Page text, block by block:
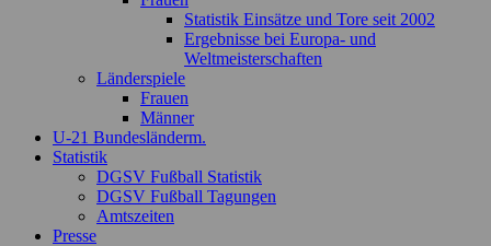
Statistik Einsätze und Tore seit 2002
Ergebnisse bei Europa- und
Weltmeisterschaften
Länderspiele
Frauen
Männer
U-21 Bundesländerm.
Statistik
DGSV Fußball Statistik
DGSV Fußball Tagungen
Amtszeiten
Presse